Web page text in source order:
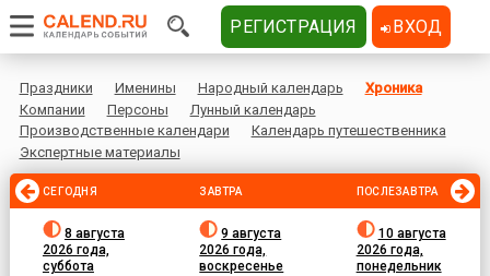
Праздники Именины Народный календарь
Хроника
Компании
Персоны
Лунный календарь
Производственные календари
Календарь путешественника
Экспертные материалы
СЕГОДНЯ
8 августа
2026 года,
суббота
ЗАВТРА
9 августа
2026 года,
воскресенье
ПОСЛЕЗАВТРА
10 августа
2026 года,
понедельник
РЕГИСТРАЦИЯ ВХОД